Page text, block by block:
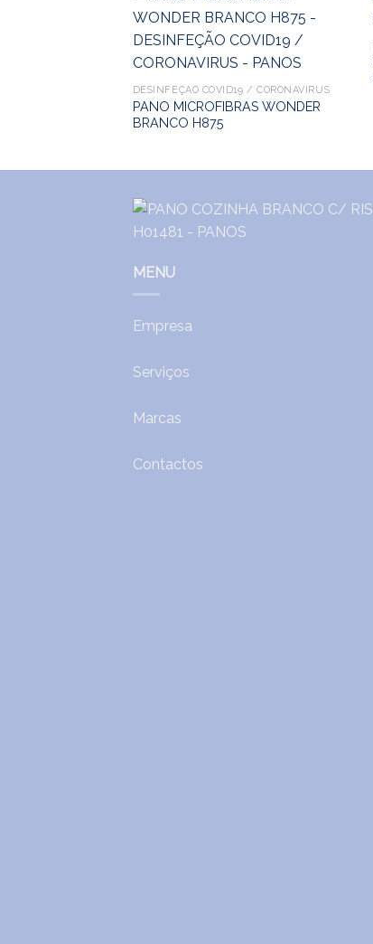
DESINFEÇÃO COVID19 / CORONAVIRUS
PANO MICROFIBRAS WONDER
BRANCO H875
MENU
Empresa
Serviços
Marcas
Contactos